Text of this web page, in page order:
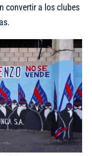
convertir a los clubes